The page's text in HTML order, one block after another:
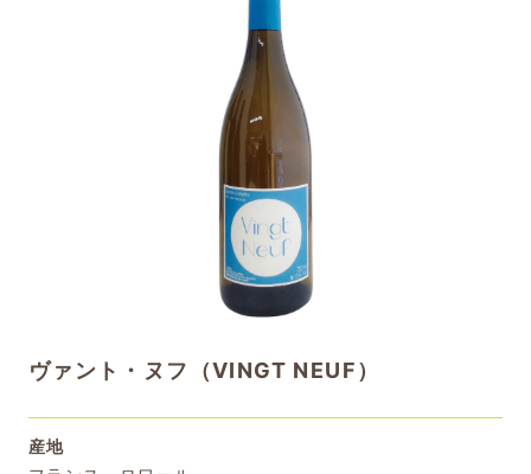
ヴァント・ヌフ（VINGT NEUF）
産地